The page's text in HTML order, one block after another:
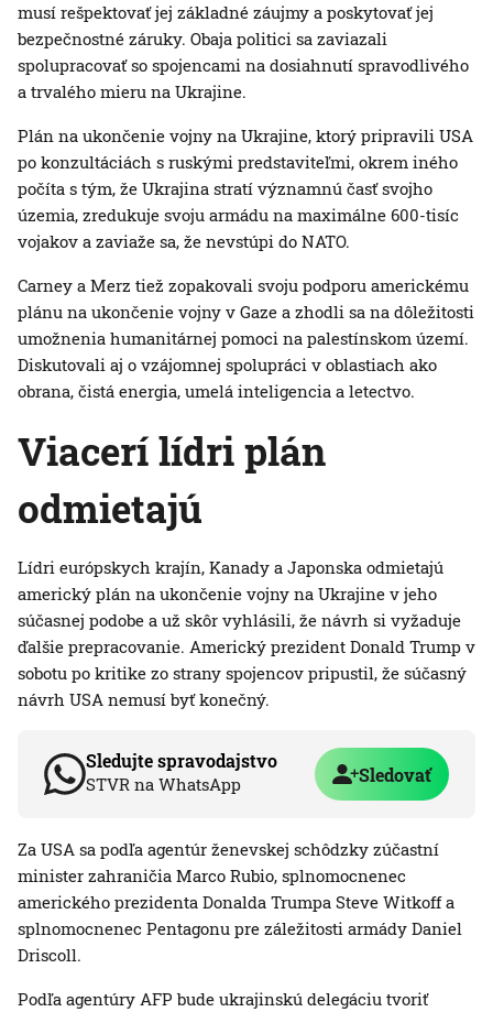
musí rešpektovať jej základné záujmy a poskytovať jej
bezpečnostné záruky. Obaja politici sa zaviazali
spolupracovať so spojencami na dosiahnutí spravodlivého
a trvalého mieru na Ukrajine.
Plán na ukončenie vojny na Ukrajine, ktorý pripravili USA
po konzultáciách s ruskými predstaviteľmi, okrem iného
počíta s tým, že Ukrajina stratí významnú časť svojho
územia, zredukuje svoju armádu na maximálne 600-tisíc
vojakov a zaviaže sa, že nevstúpi do NATO.
Carney a Merz tiež zopakovali svoju podporu americkému
plánu na ukončenie vojny v Gaze a zhodli sa na dôležitosti
umožnenia humanitárnej pomoci na palestínskom území.
Diskutovali aj o vzájomnej spolupráci v oblastiach ako
obrana, čistá energia, umelá inteligencia a letectvo.
Viacerí lídri plán
odmietajú
Lídri európskych krajín, Kanady a Japonska odmietajú
americký plán na ukončenie vojny na Ukrajine v jeho
súčasnej podobe a už skôr vyhlásili, že návrh si vyžaduje
ďalšie prepracovanie. Americký prezident Donald Trump v
sobotu po kritike zo strany spojencov pripustil, že súčasný
návrh USA nemusí byť konečný.
Sledujte spravodajstvo
STVR na WhatsApp Sledovať
Za USA sa podľa agentúr ženevskej schôdzky zúčastní
minister zahraničia Marco Rubio, splnomocnenec
amerického prezidenta Donalda Trumpa Steve Witkoff a
splnomocnenec Pentagonu pre záležitosti armády Daniel
Driscoll.
Podľa agentúry AFP bude ukrajinskú delegáciu tvoriť